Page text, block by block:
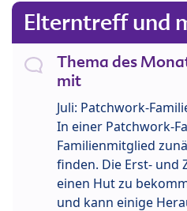
Elterntreff und
Thema des
mit
Juli: Patchwork-
In einer Patchwork-
Familienmitglied
finden. Die Erst- und
einen Hut zu
und kann einige